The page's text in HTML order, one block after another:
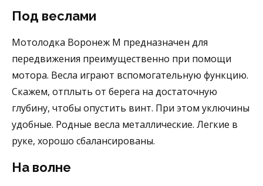
Под веслами
Мотолодка Воронеж М предназначен для
передвижения преимущественно при помощи
мотора. Весла играют вспомогательную функцию.
Скажем, отплыть от берега на достаточную
глубину, чтобы опустить винт. При этом уключины
удобные. Родные весла металлические. Легкие в
руке, хорошо сбалансированы.
На волне